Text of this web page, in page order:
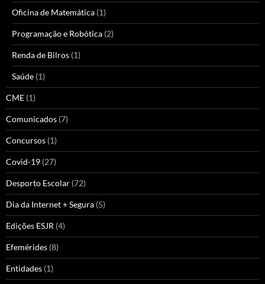
Oficina de Matemática (1)
Programação e Robótica (2)
Renda de Bilros (1)
Saúde (1)
CME (1)
Comunicados (7)
Concursos (1)
Covid-19 (27)
Desporto Escolar (72)
Dia da Internet + Segura (5)
Edições ESJR (4)
Efemérides (8)
Entidades (1)